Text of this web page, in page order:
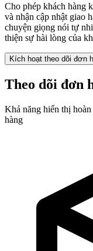
Cho phép khách hàng
và nhận cập nhật giao
chuyện giọng nói tự
thiện sự hài lòng của
Kích hoạt theo dõi đơn
Theo dõi đơn
Khả năng hiển thị
hàng